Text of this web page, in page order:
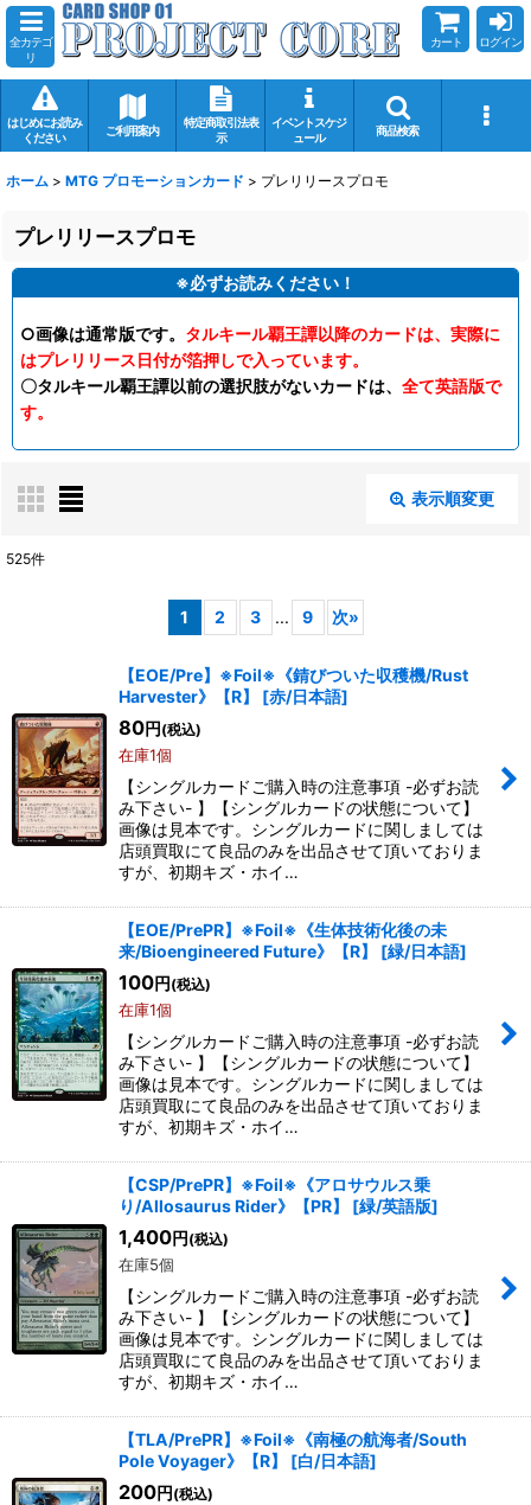
全カテゴ
リ
カート ログイン
はじめにお読み
ください
ご利用案内
特定商取引法表
示
イベントスケジ
ュール
商品検索
ホーム > MTG プロモーションカード > プレリリースプロモ
プレリリースプロモ
※必ずお読みください！
○画像は通常版です。 タルキール覇王譚以降のカードは、実際に
はプレリリース日付が箔押しで入っています。
〇タルキール覇王譚以前の選択肢がないカードは、 全て英語版で
す。
表示順変更
525件
1 2 3 ... 9 次»
【EOE/Pre】※Foil※《錆びついた収穫機/Rust
Harvester》【R】
[赤/日本語]
80円 (税込)
在庫1個
【シングルカードご購入時の注意事項 -必ずお読
み下さい- 】【シングルカードの状態について】
画像は見本です。シングルカードに関しましては
店頭買取にて良品のみを出品させて頂いておりま
すが、初期キズ・ホイ…
【EOE/PrePR】※Foil※《生体技術化後の未
来/Bioengineered Future》【R】
[緑/日本語]
100円 (税込)
在庫1個
【シングルカードご購入時の注意事項 -必ずお読
み下さい- 】【シングルカードの状態について】
画像は見本です。シングルカードに関しましては
店頭買取にて良品のみを出品させて頂いておりま
すが、初期キズ・ホイ…
【CSP/PrePR】※Foil※《アロサウルス乗
り/Allosaurus Rider》【PR】
[緑/英語版]
1,400円 (税込)
在庫5個
【シングルカードご購入時の注意事項 -必ずお読
み下さい- 】【シングルカードの状態について】
画像は見本です。シングルカードに関しましては
店頭買取にて良品のみを出品させて頂いておりま
すが、初期キズ・ホイ…
【TLA/PrePR】※Foil※《南極の航海者/South
Pole Voyager》【R】
[白/日本語]
200円 (税込)